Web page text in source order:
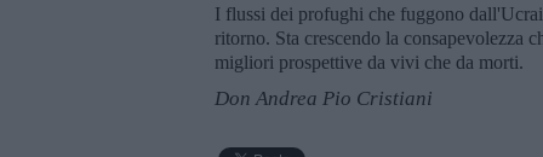
I flussi dei profughi che fuggono
ritorno. Sta crescendo la consapevolezza
migliori prospettive da vivi che da morti.
Don Andrea Pio Cristiani